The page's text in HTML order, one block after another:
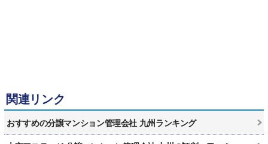
関連リンク
おすすめの分譲マンション管理会社 九州ランキング